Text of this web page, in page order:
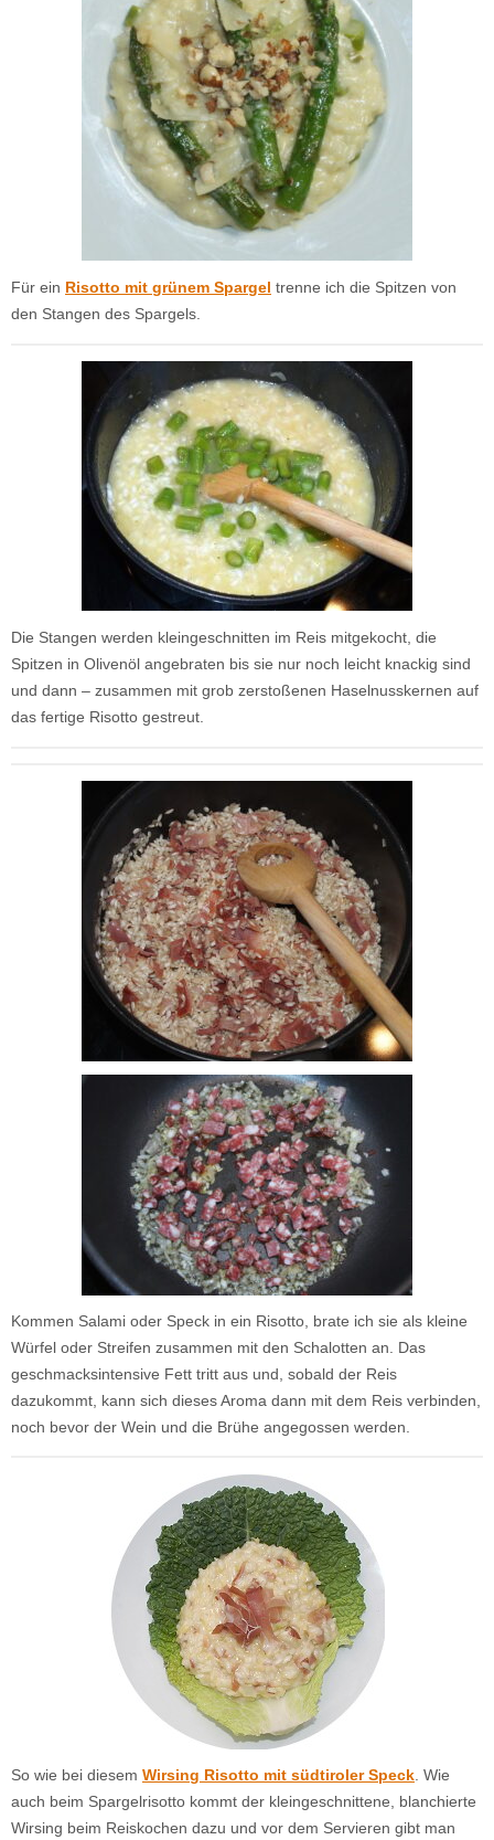
Für ein Risotto mit grünem Spargel trenne ich die Spitzen von
den Stangen des Spargels.
Die Stangen werden kleingeschnitten im Reis mitgekocht, die
Spitzen in Olivenöl angebraten bis sie nur noch leicht knackig sind
und dann – zusammen mit grob zerstoßenen Haselnusskernen auf
das fertige Risotto gestreut.
Kommen Salami oder Speck in ein Risotto, brate ich sie als kleine
Würfel oder Streifen zusammen mit den Schalotten an. Das
geschmacksintensive Fett tritt aus und, sobald der Reis
dazukommt, kann sich dieses Aroma dann mit dem Reis verbinden,
noch bevor der Wein und die Brühe angegossen werden.
So wie bei diesem Wirsing Risotto mit südtiroler Speck. Wie
auch beim Spargelrisotto kommt der kleingeschnittene, blanchierte
Wirsing beim Reiskochen dazu und vor dem Servieren gibt man